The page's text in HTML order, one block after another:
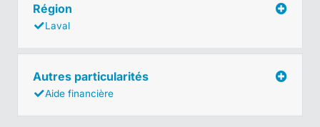
Région
Laval
Autres particularités
Aide financière